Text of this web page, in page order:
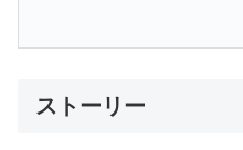
ストーリー